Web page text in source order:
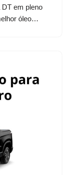
em pleno
óleo…